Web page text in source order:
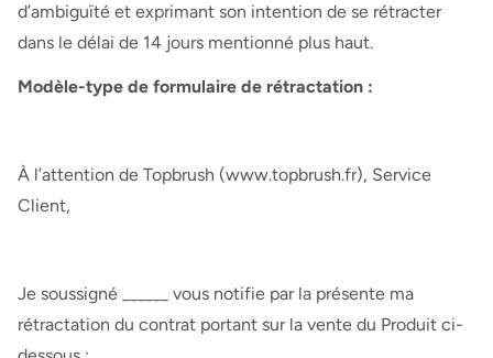
d’ambiguïté et exprimant son intention de se rétracter
dans le délai de 14 jours mentionné plus haut.
Modèle-type de formulaire de rétractation :
À l’attention de Topbrush (www.topbrush.fr), Service
Client,
Je soussigné ______ vous notifie par la présente ma
rétractation du contrat portant sur la vente du Produit ci-